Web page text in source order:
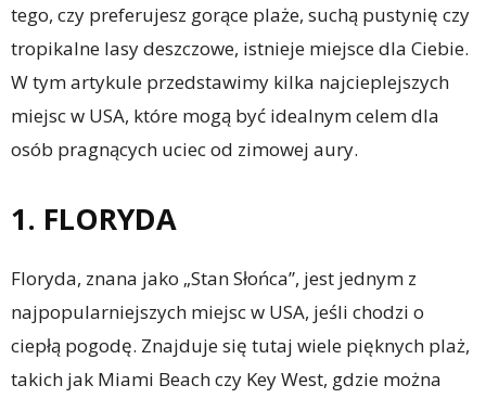
tego, czy preferujesz gorące plaże, suchą pustynię czy
tropikalne lasy deszczowe, istnieje miejsce dla Ciebie.
W tym artykule przedstawimy kilka najcieplejszych
miejsc w USA, które mogą być idealnym celem dla
osób pragnących uciec od zimowej aury.
1. FLORYDA
Floryda, znana jako „Stan Słońca”, jest jednym z
najpopularniejszych miejsc w USA, jeśli chodzi o
ciepłą pogodę. Znajduje się tutaj wiele pięknych plaż,
takich jak Miami Beach czy Key West, gdzie można